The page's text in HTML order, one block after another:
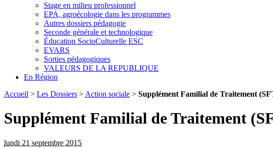
Stage en milieu professionnel
EPA, agroécologie dans les programmes
Autres dossiers pédagogie
Seconde générale et technologique
Éducation SocioCulturelle ESC
EVARS
Sorties pédagogiques
VALEURS DE LA REPUBLIQUE
En Région
Accueil > Les Dossiers > Action sociale > Supplément Familial de Traitement
Supplément Familial de Traitement
lundi 21 septembre 2015